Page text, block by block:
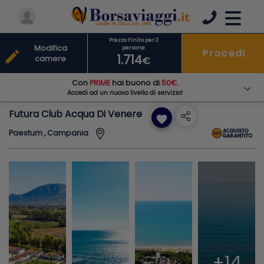
Futura Club Acqua Di Venere favorite
Paestum , Campania
Prezzo Finito per 2
persone
1.714€
Procedi
edit
Modifica
camere
Con PRIMEhai buono di50€.
Accedi ad un nuovo livello di servizio!